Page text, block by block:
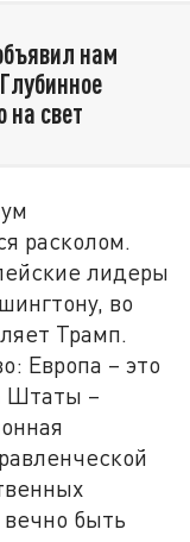
нам
свет
расколом.
лидеры
во
Трамп.
Европа – это
Штаты –
быть